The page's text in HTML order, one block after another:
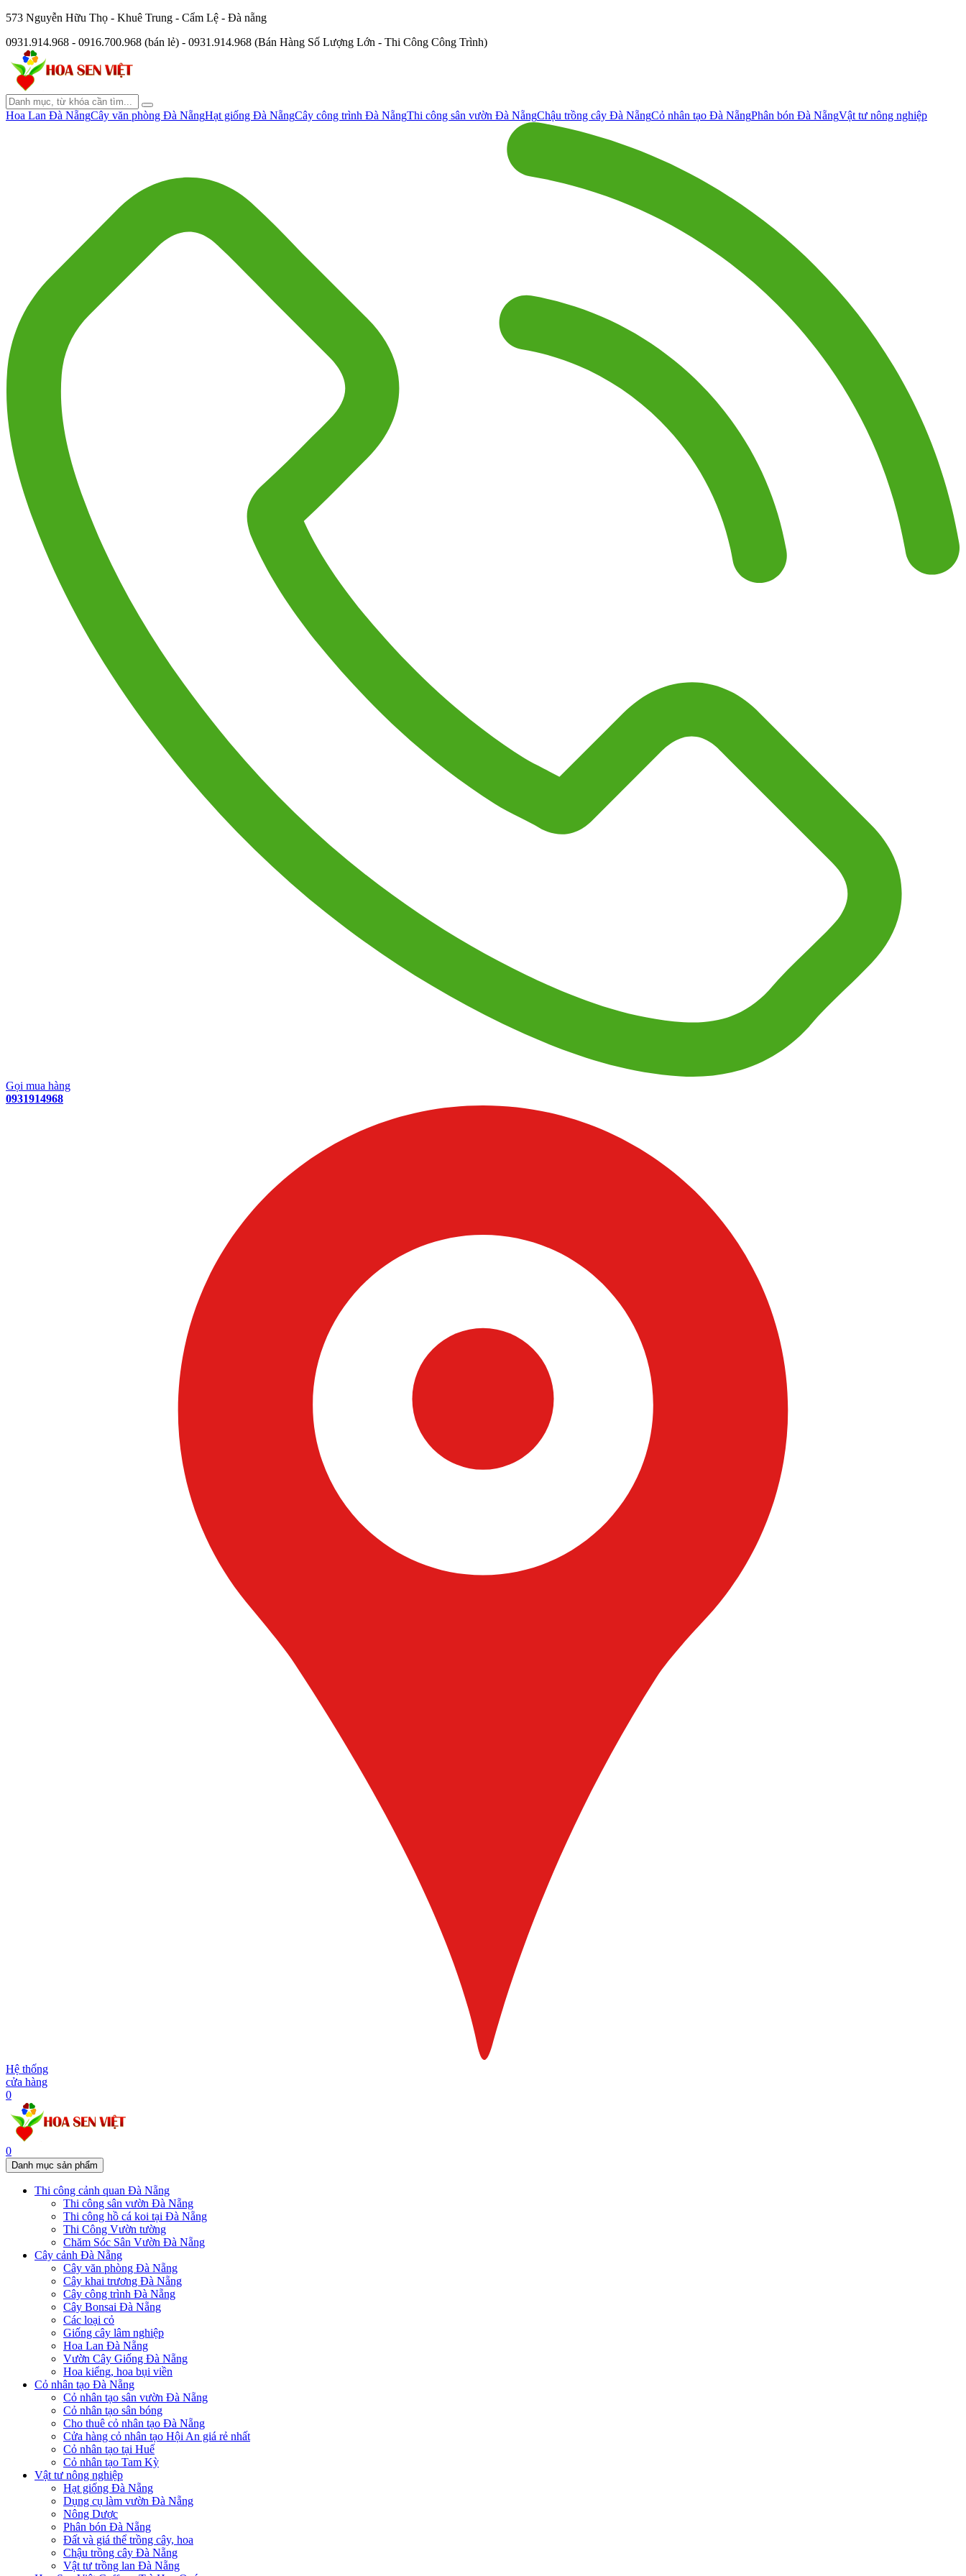
573 Nguyễn Hữu Thọ - Khuê Trung - Cẩm Lệ - Đà nẵng
0931.914.968 - 0916.700.968 (bán lẻ) - 0931.914.968 (Bán Hàng Số Lượng Lớn - Thi Công Công Trình)
Hoa Lan Đà NẵngCây văn phòng Đà NẵngHạt giống Đà NẵngCây công trình Đà NẵngThi công sân vườn Đà NẵngChậu trồng cây Đà NẵngCỏ nhân tạo Đà NẵngPhân bón Đà NẵngVật tư nông nghiệp
Gọi mua hàng
0931914968
Hệ thống
cửa hàng
0
0
Danh mục sản phẩm
Thi công cảnh quan Đà Nẵng
Thi công sân vườn Đà Nẵng
Thi công hồ cá koi tại Đà Nẵng
Thi Công Vườn tường
Chăm Sóc Sân Vườn Đà Nẵng
Cây cảnh Đà Nẵng
Cây văn phòng Đà Nẵng
Cây khai trương Đà Nẵng
Cây công trình Đà Nẵng
Cây Bonsai Đà Nẵng
Các loại cỏ
Giống cây lâm nghiệp
Hoa Lan Đà Nẵng
Vườn Cây Giống Đà Nẵng
Hoa kiểng, hoa bụi viền
Cỏ nhân tạo Đà Nẵng
Cỏ nhân tạo sân vườn Đà Nẵng
Cỏ nhân tạo sân bóng
Cho thuê cỏ nhân tạo Đà Nẵng
Cửa hàng cỏ nhân tạo Hội An giá rẻ nhất
Cỏ nhân tạo tại Huế
Cỏ nhân tạo Tam Kỳ
Vật tư nông nghiệp
Hạt giống Đà Nẵng
Dụng cụ làm vườn Đà Nẵng
Nông Dược
Phân bón Đà Nẵng
Đất và giá thể trồng cây, hoa
Chậu trồng cây Đà Nẵng
Vật tư trồng lan Đà Nẵng